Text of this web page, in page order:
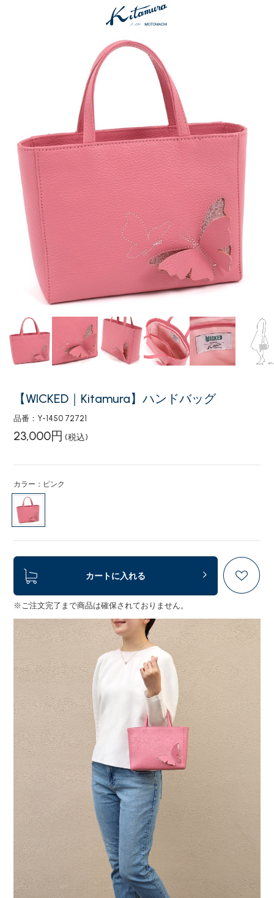
【WICKED｜Kitamura】ハンドバッグ
品番：Y-1450 72721
23,000円 (税込)
カラー：ピンク
カートに入れる
※ご注文完了まで商品は確保されておりません。